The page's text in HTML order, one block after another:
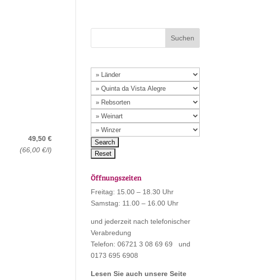
49,50 €
(66,00 €/l)
Öffnungszeiten
Freitag: 15.00 – 18.30 Uhr
Samstag: 11.00 – 16.00 Uhr
und jederzeit nach telefonischer
Verabredung
Telefon: 06721 3 08 69 69 und
0173 695 6908
Lesen Sie auch unsere Seite